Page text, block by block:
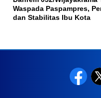
Waspada Paspampres,
dan Stabilitas Ibu Kota